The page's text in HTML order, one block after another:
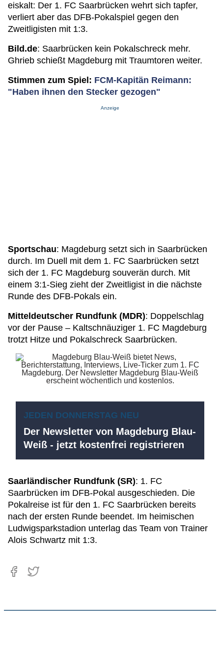
eiskalt: Der 1. FC Saarbrücken wehrt sich tapfer,
verliert aber das DFB-Pokalspiel gegen den
Zweitligisten mit 1:3.
Bild.de: Saarbrücken kein Pokalschreck mehr.
Ghrieb schießt Magdeburg mit Traumtoren weiter.
Stimmen zum Spiel: FCM-Kapitän Reimann:
"Haben ihnen den Stecker gezogen"
Anzeige
Sportschau: Magdeburg setzt sich in Saarbrücken
durch. Im Duell mit dem 1. FC Saarbrücken setzt
sich der 1. FC Magdeburg souverän durch. Mit
einem 3:1-Sieg zieht der Zweitligist in die nächste
Runde des DFB-Pokals ein.
Mitteldeutscher Rundfunk (MDR): Doppelschlag
vor der Pause – Kaltschnäuziger 1. FC Magdeburg
trotzt Hitze und Pokalschreck Saarbrücken.
JEDEN DONNERSTAG NEU
Der Newsletter von Magdeburg Blau-
Weiß - jetzt kostenfrei registrieren
Saarländischer Rundfunk (SR): 1. FC
Saarbrücken im DFB-Pokal ausgeschieden. Die
Pokalreise ist für den 1. FC Saarbrücken bereits
nach der ersten Runde beendet. Im heimischen
Ludwigsparkstadion unterlag das Team von Trainer
Alois Schwartz mit 1:3.